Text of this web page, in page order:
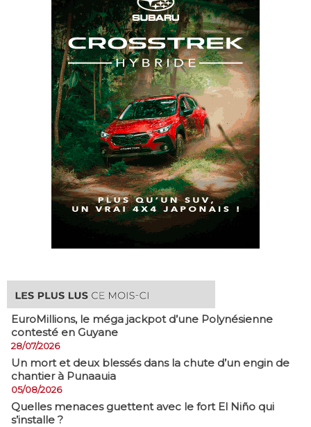
EuroMillions, ​le méga jackpot d’une Polynésienne
contesté en Guyane
28/07/2026
​Un mort et deux blessés dans la chute d’un engin de
chantier à Punaauia
05/08/2026
Quelles menaces guettent avec le fort El Niño qui
s’installe ?